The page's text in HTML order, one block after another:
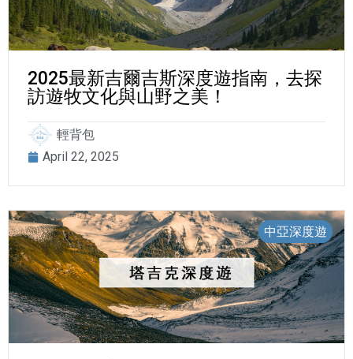
2025最新吉爾吉斯深度遊指南，去探
訪遊牧文化與山野之美！
輕背包
April 22, 2025
中亞深度遊